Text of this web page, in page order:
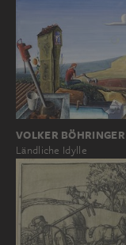
VOLKER BÖHRINGER
Ländliche Idylle